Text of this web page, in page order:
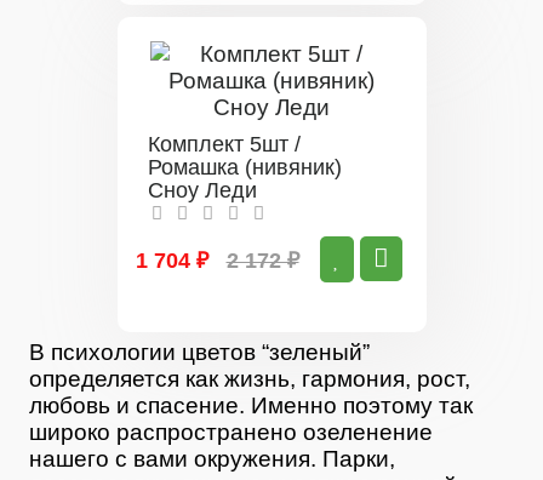
Комплект 5шт /
Ромашка (нивяник)
Сноу Леди
1 704 ₽ 2 172 ₽
В психологии цветов “зеленый”
определяется как жизнь, гармония, рост,
любовь и спасение. Именно поэтому так
широко распространено озеленение
нашего с вами окружения. Парки,